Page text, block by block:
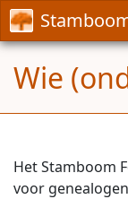
Wie
Het Stamboom
voor